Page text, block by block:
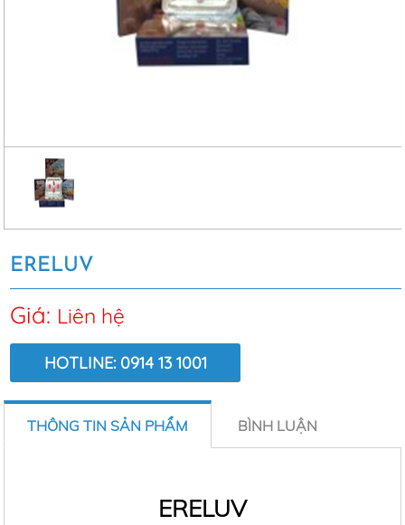
ERELUV
Giá: Liên hệ
HOTLINE: 0914 13 1001
THÔNG TIN SẢN PHẨM BÌNH LUẬN
ERELUV